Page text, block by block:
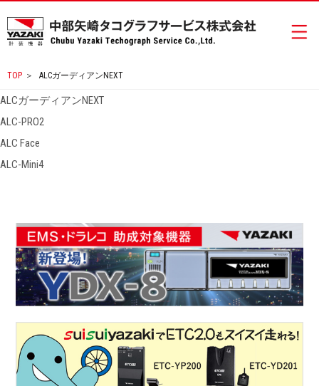
TOP ＞ ALCガーディアンNEXT
ALCガーディアンNEXT
ALC-PRO2
ALC Face
ALC-Mini4